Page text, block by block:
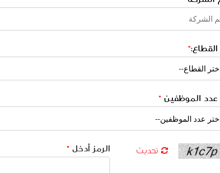
القطاع:*
عدد الموظفين *
تحديث الرمز أدخل *